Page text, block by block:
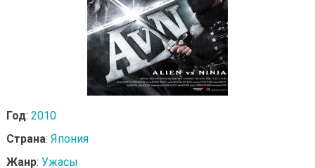
Год: 2010
Страна: Япония
Жанр: Ужасы